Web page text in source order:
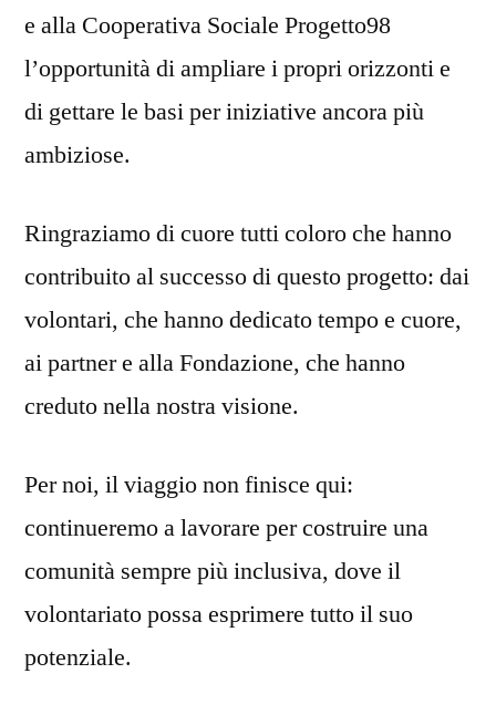
e alla Cooperativa Sociale Progetto98
l’opportunità di ampliare i propri orizzonti e
di gettare le basi per iniziative ancora più
ambiziose.
Ringraziamo di cuore tutti coloro che hanno
contribuito al successo di questo progetto: dai
volontari, che hanno dedicato tempo e cuore,
ai partner e alla Fondazione, che hanno
creduto nella nostra visione.
Per noi, il viaggio non finisce qui:
continueremo a lavorare per costruire una
comunità sempre più inclusiva, dove il
volontariato possa esprimere tutto il suo
potenziale.